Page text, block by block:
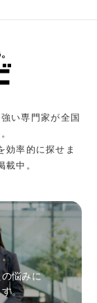
い専門家が全国
効率的に探せま
中。
悩みに
。